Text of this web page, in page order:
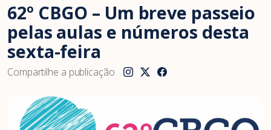
62º CBGO – Um breve passeio
pelas aulas e números desta
sexta-feira
Compartilhe a publicação